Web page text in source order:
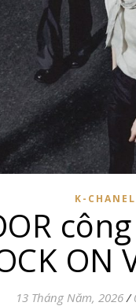
K-CHANEL
ON
13 Tháng Năm, 2026 /